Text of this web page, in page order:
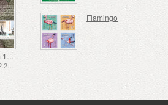
Schifffahrt im 17. und 18. Jahrhundert – Torfschifffahrt
Emittiert: 05.12.2025
Flamingo